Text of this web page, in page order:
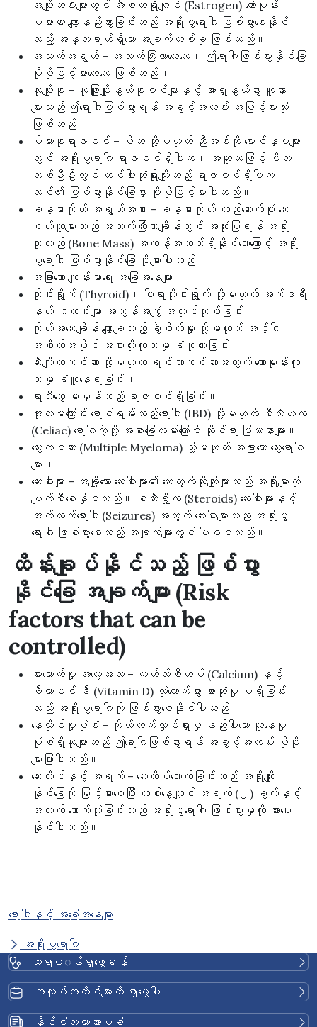
အမျိုးသမီးများတွင် အီစထရိုဂျင် (Estrogen) ဟော်မုန်း
ပမာဏ လျော့နည်းသွားခြင်းသည် အရိုးပွရောဂါ ဖြစ်ပွားစေနိုင်
သည့် အန္တရာယ်ရှိသော အချက်တစ်ခု ဖြစ်သည်။
အသက်အရွယ် – အသက်ကြီးလာလေလေ၊ ဤရောဂါဖြစ်ပွားနိုင်ခြေ
ပိုမိုမြင့်မားလေလေ ဖြစ်သည်။
လူမျိုးစု – လူဖြူမျိုးနွယ်စုဝင်များနှင့် အာရှနွယ်ဖွား လူနာ
များသည် ဤရောဂါဖြစ်ပွားရန် အခွင့်အလမ်း အမြင့်မားဆုံး
ဖြစ်သည်။
မိသားစုရာဇဝင် – မိဘ သို့မဟုတ် ညီအစ်ကို မောင်နှမများ
တွင် အရိုးပွရောဂါ ရာဇဝင်ရှိပါက၊ အထူးသဖြင့် မိဘ
တစ်ဦးဦးတွင် တင်ပါးဆုံရိုးကျိုးသည့် ရာဇဝင်ရှိပါက
သင်၏ ဖြစ်ပွားနိုင်ခြေမှာ ပိုမိုမြင့်မားပါသည်။
ခန္ဓာကိုယ် အရွယ်အစား – ခန္ဓာကိုယ် တည်ဆောက်ပုံ သေး
ငယ်သူများသည် အသက်ကြီးလာချိန်တွင် အသုံးပြုရန် အရိုး
ထုထည် (Bone Mass) အကန့်အသတ်ရှိနိုင်သောကြောင့် အရိုး
ပွရောဂါ ဖြစ်ပွားနိုင်ခြေ ပိုများပါသည်။
အခြားသော ကျန်းမာရေး အခြေအနေများ
သိုင်းရွိုက် (Thyroid)၊ ပါရာသိုင်းရွိုက် သို့မဟုတ် အက်ဒရီ
နယ် ဂလင်းများ အလွန်အကျွံ အလုပ်လုပ်ခြင်း။
ကိုယ်အလေးချိန် လျှော့ချသည့် ခွဲစိတ်မှု သို့မဟုတ် အင်္ဂါ
အစိတ်အပိုင်း အစားထိုးကုသမှု ခံယူထားခြင်း။
ဆီးကျိတ်ကင်ဆာ သို့မဟုတ် ရင်သားကင်ဆာအတွက် ဟော်မုန်းကု
သမှု ခံယူနေရခြင်း။
ရာသီသွေး မမှန်သည့် ရာဇဝင်ရှိခြင်း။
အူလမ်းကြောင်း ရောင်ရမ်းသည့်ရောဂါ (IBD) သို့မဟုတ် စီလီယက်
(Celiac) ရောဂါကဲ့သို့ အစာခြေလမ်းကြောင်း ဆိုင်ရာ ပြဿနာများ။
သွေးကင်ဆာ (Multiple Myeloma) သို့မဟုတ် အခြားသော သွေးရောဂါ
များ။
ဆေးဝါးများ – အချို့သော ဆေးဝါးများ၏ ဘေးထွက်ဆိုးကျိုးများသည် အရိုးများကို
ပျက်စီးစေနိုင်သည်။ စတီးရွိုက် (Steroids) ဆေးဝါးများနှင့်
အက်တက်ရောဂါ (Seizures) အတွက် ဆေးဝါးများသည် အရိုးပွ
ရောဂါ ဖြစ်ပွားစေသည့် အချက်များတွင် ပါဝင်သည်။
ထိန်းချုပ်နိုင်သည့် ဖြစ်ပွား
နိုင်ခြေ အချက်များ (Risk
factors that can be
controlled)
စားသောက်မှု အလေ့အထ – ကယ်လ်စီယမ် (Calcium) နှင့်
ဗီတာမင် ဒီ (Vitamin D) လုံလောက်စွာ စားသုံးမှု မရှိခြင်း
သည် အရိုးပွရောဂါကို ဖြစ်ပွားစေနိုင်ပါသည်။
နေထိုင်မှုပုံစံ – ကိုယ်လက်လှုပ်ရှားမှု နည်းပါးသော လူနေမှု
ပုံစံရှိသူများသည် ဤရောဂါဖြစ်ပွားရန် အခွင့်အလမ်း ပိုမို
များပြားပါသည်။
ဆေးလိပ်နှင့် အရက် – ဆေးလိပ်သောက်ခြင်းသည် အရိုးကျိုး
နိုင်ခြေကို မြင့်မားစေပြီး တစ်နေ့လျှင် အရက် (၂) ခွက်နှင့်
အထက် သောက်သုံးခြင်းသည် အရိုးပွရောဂါ ဖြစ်ပွားမှုကို အားပေး
နိုင်ပါသည်။
ရောဂါနှင့် အခြေအနေများ
အရိုးပွရောဂါ
ဆရာ၀◌န်ရှာဖွေရန်
အလုပ်အကိုင်များကို ရှာဖွေပါ
နိုင်ငံတကာအာမခံ